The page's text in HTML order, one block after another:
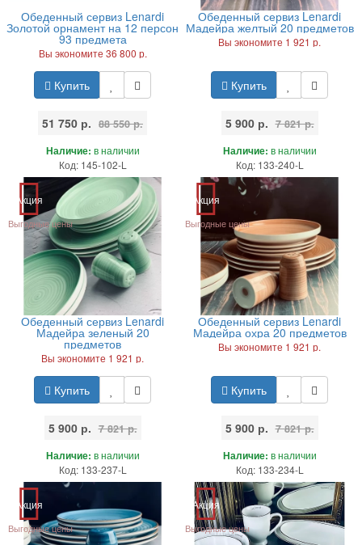
Обеденный сервиз Lenardi
Золотой орнамент на 12 персон
93 предмета
Вы экономите 36 800 р.
Купить
51 750 р. 88 550 р.
Наличие: в наличии
Код: 145-102-L
Обеденный сервиз Lenardi
Мадейра желтый 20 предметов
Вы экономите 1 921 р.
Купить
5 900 р. 7 821 р.
Наличие: в наличии
Код: 133-240-L
Акция
Выгодные цены
Обеденный сервиз Lenardi
Мадейра зеленый 20
предметов
Вы экономите 1 921 р.
Купить
5 900 р. 7 821 р.
Наличие: в наличии
Код: 133-237-L
Акция
Выгодные цены
Обеденный сервиз Lenardi
Мадейра охра 20 предметов
Вы экономите 1 921 р.
Купить
5 900 р. 7 821 р.
Наличие: в наличии
Код: 133-234-L
Акция
Выгодные цены
Акция
Выгодные цены